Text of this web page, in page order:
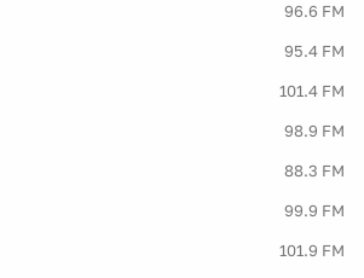
96.6 FM
95.4 FM
101.4 FM
98.9 FM
88.3 FM
99.9 FM
101.9 FM